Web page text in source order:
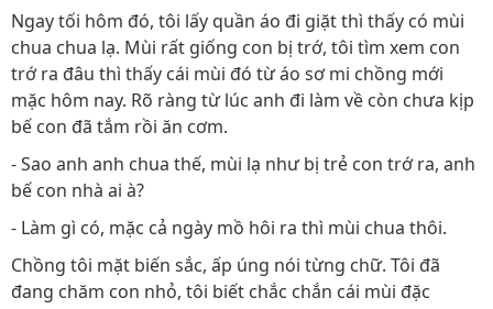
Ngay tối hôm đó, tôi lấy quần áo đi giặt thì thấy có mùi
chua chua lạ. Mùi rất giống con bị trớ, tôi tìm xem con
trớ ra đâu thì thấy cái mùi đó từ áo sơ mi chồng mới
mặc hôm nay. Rõ ràng từ lúc anh đi làm về còn chưa kịp
bế con đã tắm rồi ăn cơm.
- Sao anh anh chua thế, mùi lạ như bị trẻ con trớ ra, anh
bế con nhà ai à?
- Làm gì có, mặc cả ngày mồ hôi ra thì mùi chua thôi.
Chồng tôi mặt biến sắc, ấp úng nói từng chữ. Tôi đã
đang chăm con nhỏ, tôi biết chắc chắn cái mùi đặc